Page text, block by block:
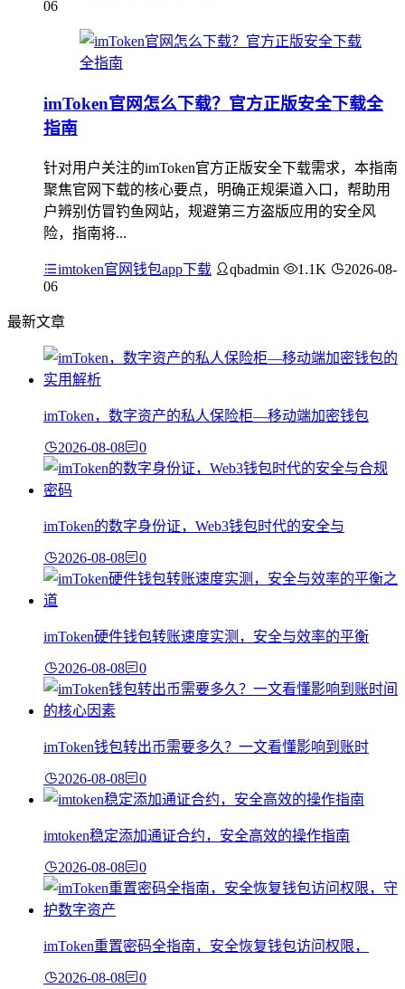
06
imToken官网怎么下载？官方正版安全下载全
指南
针对用户关注的imToken官方正版安全下载需求，本指南
聚焦官网下载的核心要点，明确正规渠道入口，帮助用
户辨别仿冒钓鱼网站，规避第三方盗版应用的安全风
险，指南将...
imtoken官网钱包app下载 qbadmin 1.1K
2026-08-
06
最新文章
imToken，数字资产的私人保险柜—移动端加密钱包
2026-08-08 0
imToken的数字身份证，Web3钱包时代的安全与
2026-08-08 0
imToken硬件钱包转账速度实测，安全与效率的平衡
2026-08-08 0
imToken钱包转出币需要多久？一文看懂影响到账时
2026-08-08 0
imtoken稳定添加通证合约，安全高效的操作指南
2026-08-08 0
imToken重置密码全指南，安全恢复钱包访问权限，
2026-08-08 0